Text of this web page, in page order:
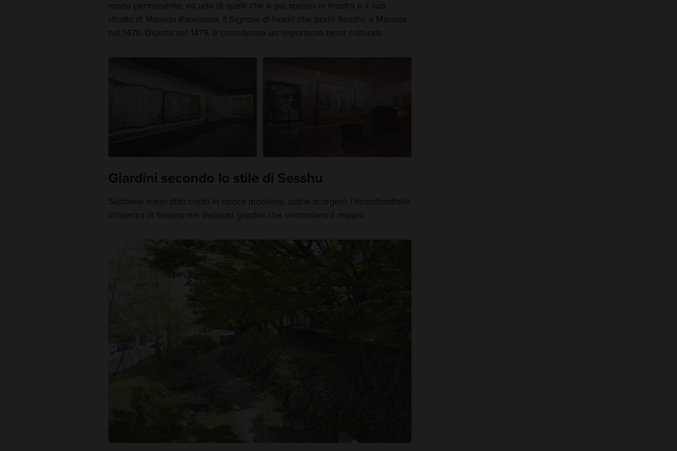
modo permanente, ed uno di quelli che è più spesso in mostra è il suo
ritratto di Masuda Kanetama, il Signore di Iwami che portò Sesshu a Masuda
nel 1478. Dipinto nel 1479, è considerato un importante bene culturale.
Giardini secondo lo stile di Sesshu
Sebbene siano stati creati in epoca moderna, potrai scorgere l'inconfondibile
influenza di Sesshu nei deliziosi giardini che circondano il museo.